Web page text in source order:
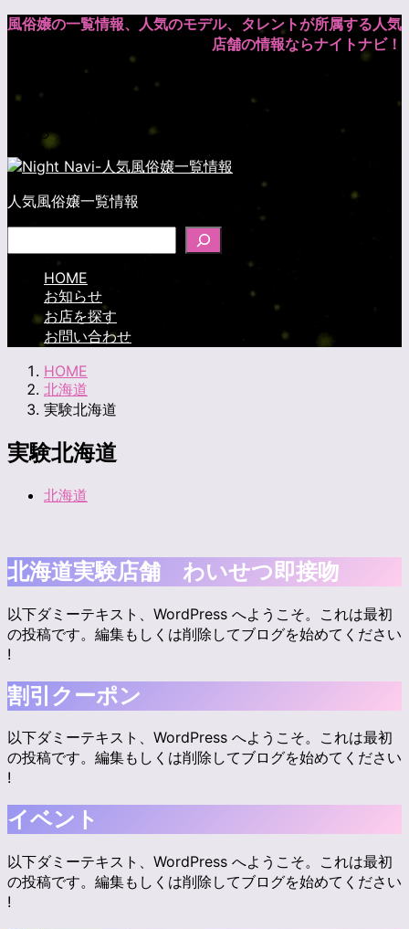
風俗嬢の一覧情報、人気のモデル、タレントが所属する人気
店舗の情報ならナイトナビ！
こちら
人気風俗嬢一覧情報
HOME
お知らせ
お店を探す
お問い合わせ
HOME
北海道
実験北海道
実験北海道
北海道
北海道実験店舗 わいせつ即接吻
以下ダミーテキスト、WordPress へようこそ。これは最初
の投稿です。編集もしくは削除してブログを始めてください
!
割引クーポン
以下ダミーテキスト、WordPress へようこそ。これは最初
の投稿です。編集もしくは削除してブログを始めてください
!
イベント
以下ダミーテキスト、WordPress へようこそ。これは最初
の投稿です。編集もしくは削除してブログを始めてください
!